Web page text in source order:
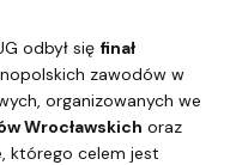
Marciniak na WMFiI UG
odbył się finał
zawodów w
organizowanych we
Wrocławskich oraz
którego celem jest